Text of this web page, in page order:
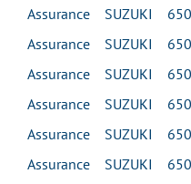
Assurance SUZUKI
Assurance SUZUKI
Assurance SUZUKI
Assurance SUZUKI
Assurance SUZUKI
Assurance SUZUKI